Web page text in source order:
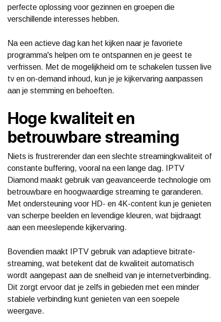
perfecte oplossing voor gezinnen en groepen die
verschillende interesses hebben.
Na een actieve dag kan het kijken naar je favoriete
programma's helpen om te ontspannen en je geest te
verfrissen. Met de mogelijkheid om te schakelen tussen live
tv en on-demand inhoud, kun je je kijkervaring aanpassen
aan je stemming en behoeften.
Hoge kwaliteit en
betrouwbare streaming
Niets is frustrerender dan een slechte streamingkwaliteit of
constante buffering, vooral na een lange dag. IPTV
Diamond maakt gebruik van geavanceerde technologie om
betrouwbare en hoogwaardige streaming te garanderen.
Met ondersteuning voor HD- en 4K-content kun je genieten
van scherpe beelden en levendige kleuren, wat bijdraagt
aan een meeslepende kijkervaring.
Bovendien maakt IPTV gebruik van adaptieve bitrate-
streaming, wat betekent dat de kwaliteit automatisch
wordt aangepast aan de snelheid van je internetverbinding.
Dit zorgt ervoor dat je zelfs in gebieden met een minder
stabiele verbinding kunt genieten van een soepele
weergave.